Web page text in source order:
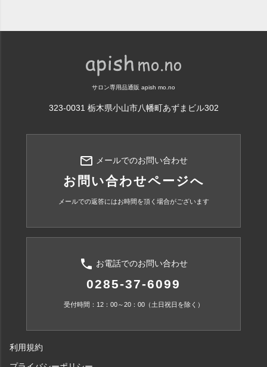
サロン専用品通販 apish mo.no
323-0031 栃木県小山市八幡町あずまビル302
mail_outline メールでのお問い合わせ
お問い合わせページへ
メールでの返答にはお時間を頂く場合がございます
phone お電話でのお問い合わせ
0285-37-6099
受付時間：12：00～20：00（土日祝日を除く）
利用規約